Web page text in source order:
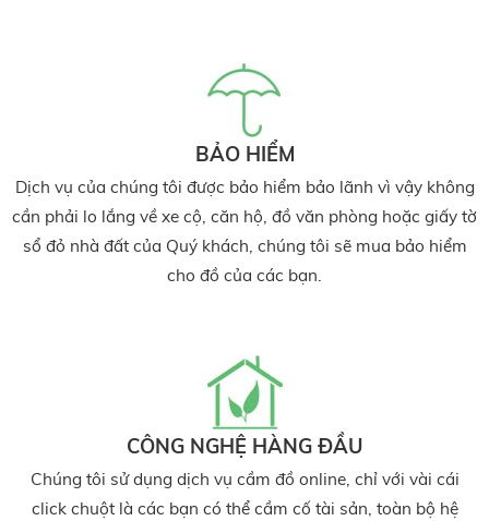
BẢO HIỂM
Dịch vụ của chúng tôi được bảo hiểm bảo lãnh vì vậy không
cần phải lo lắng về xe cộ, căn hộ, đồ văn phòng hoặc giấy tờ
sổ đỏ nhà đất của Quý khách, chúng tôi sẽ mua bảo hiểm
cho đồ của các bạn.
CÔNG NGHỆ HÀNG ĐẦU
Chúng tôi sử dụng dịch vụ cầm đồ online, chỉ với vài cái
click chuột là các bạn có thể cầm cố tài sản, toàn bộ hệ